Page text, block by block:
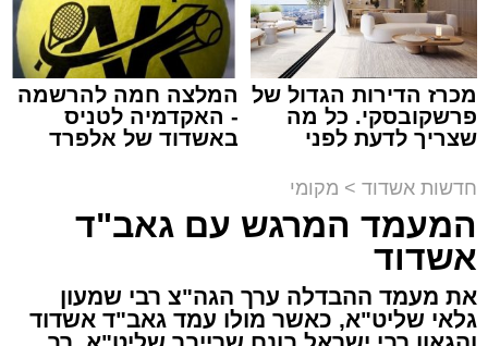
מערכת האתר / 13:52 10.08.26
תגים:אשדוד , חסימות תנועה
לקראת קיום פסטיבל "חלון לים התיכון" שיתקיים
לידו, משטרת אשדוד ועיריית אשדוד נערכות
בהיערכות מיוחדת ותיפעול צירי התנועה באזור.
מכרז הדירות הגדול של
פרשקובסקי. כל מה
שצריך לדעת לפני
באשדוד
המלצה חמה להרשמה
- האקדמיה לטניס
באשדוד של אלפרד
חדשות אשדוד > מקומי
המעמד המרגש עם גאב"ד
אשדוד
את מעמד ההבדלה ערך הגה"צ רבי שמעון
גלאי שליט"א, כאשר מולו עמד גאב"ד אשדוד